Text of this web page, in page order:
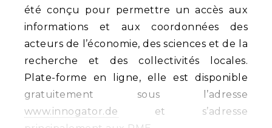
été conçu pour permettre un accès aux
informations et aux coordonnées des
acteurs de l’économie, des sciences et de la
recherche et des collectivités locales.
Plate-forme en ligne, elle est disponible
gratuitement sous l’adresse
www.innogator.de et s’adresse